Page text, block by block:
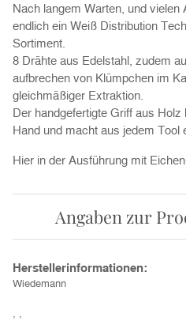
Nach langem Warten, und vielen
endlich ein Weiß Distribution
Sortiment.
8 Drähte aus Edelstahl, zudem
aufbrechen von Klümpchen im
gleichmäßiger Extraktion.
Der handgefertigte Griff aus
Hand und macht aus jedem Tool
Hier in der Ausführung mit
Angaben zur
Herstellerinformationen:
Wiedemann
, ,